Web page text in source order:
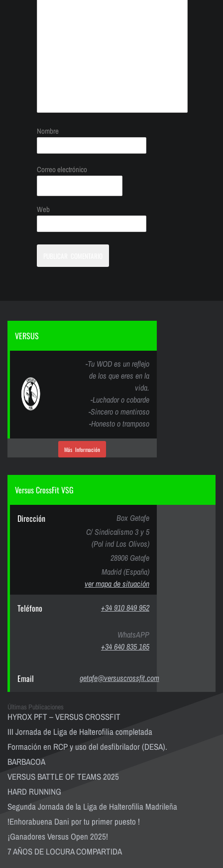
Nombre
Correo electrónico
Web
VERSUS
-Tu WOD es un reflejo
de los que eres en la
vida.
-Luchador o cobarde
-Sincero o mentiroso
-Honesto o tramposo
Más Información
Versus CrossFit VSG
Dirección
Box Getafe
C/ Sindicalismo 3 y 5
(Pol ind Los Olivos)
28906 Getafe
Madrid (España)
ver mapa de situación
Teléfono +34 910 849 952
WhatsAPP
+34 640 835 165
Email getafe@versuscrossfit.com
Últimas Publicaciones
HYROX PFT – VERSUS CROSSFIT
III Jornada de Liga de Halterofilia completada
Formación en RCP y uso del desfibrilador (DESA).
BARBACOA
VERSUS BATTLE OF TEAMS 2025
HARD RUNNING
Segunda Jornada de la Liga de Halterofilia Madrileña
!Enhorabuena Dani por tu primer puesto !
¡Ganadores Versus Open 2025!
7 AÑOS DE LOCURA COMPARTIDA